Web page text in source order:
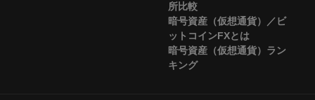
所比較
暗号資産（仮想通貨）／ビ
ットコインFXとは
暗号資産（仮想通貨）ラン
キング